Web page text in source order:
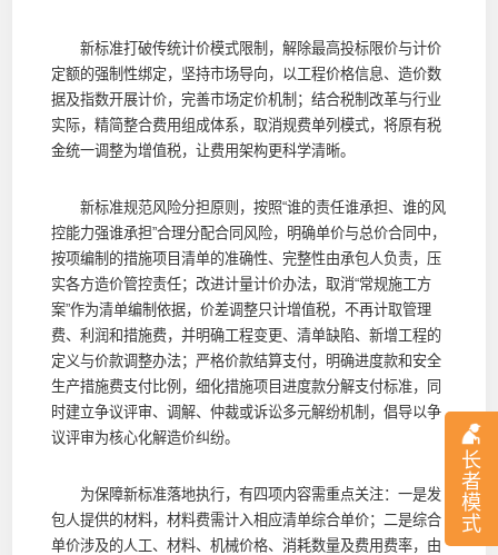
长
者
模
式
新标准打破传统计价模式限制，解除最高投标限价与计价
定额的强制性绑定，坚持市场导向，以工程价格信息、造价数
据及指数开展计价，完善市场定价机制；结合税制改革与行业
实际，精简整合费用组成体系，取消规费单列模式，将原有税
金统一调整为增值税，让费用架构更科学清晰。
新标准规范风险分担原则，按照“谁的责任谁承担、谁的风
控能力强谁承担”合理分配合同风险，明确单价与总价合同中，
按项编制的措施项目清单的准确性、完整性由承包人负责，压
实各方造价管控责任；改进计量计价办法，取消“常规施工方
案”作为清单编制依据，价差调整只计增值税，不再计取管理
费、利润和措施费，并明确工程变更、清单缺陷、新增工程的
定义与价款调整办法；严格价款结算支付，明确进度款和安全
生产措施费支付比例，细化措施项目进度款分解支付标准，同
时建立争议评审、调解、仲裁或诉讼多元解纷机制，倡导以争
议评审为核心化解造价纠纷。
为保障新标准落地执行，有四项内容需重点关注：一是发
包人提供的材料，材料费需计入相应清单综合单价；二是综合
单价涉及的人工、材料、机械价格、消耗数量及费用费率，由